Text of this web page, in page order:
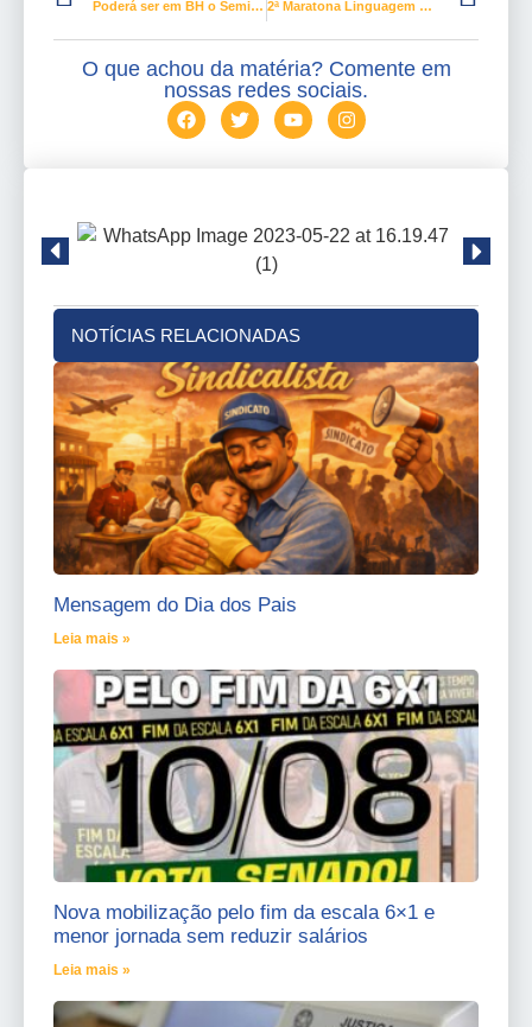
Poderá ser em BH o Seminário Nacional, transferido para outubro 2ª Maratona Linguagem Simples na Câmara dos Deputados
O que achou da matéria? Comente em
nossas redes sociais.
NOTÍCIAS RELACIONADAS
Mensagem do Dia dos Pais
Leia mais »
Nova mobilização pelo fim da escala 6×1 e
menor jornada sem reduzir salários
Leia mais »